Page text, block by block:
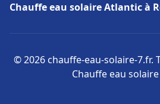
Chauffe eau solaire Atlantic à
© 2026 chauffe-eau-solaire-7.fr.
Chauffe eau